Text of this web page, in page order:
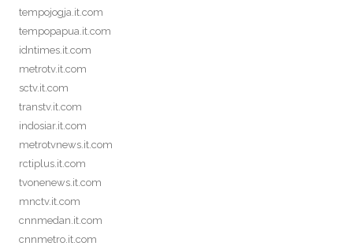
tempojogja.it.com
tempopapua.it.com
idntimes.it.com
metrotv.it.com
sctv.it.com
transtv.it.com
indosiar.it.com
metrotvnews.it.com
rctiplus.it.com
tvonenews.it.com
mnctv.it.com
cnnmedan.it.com
cnnmetro.it.com